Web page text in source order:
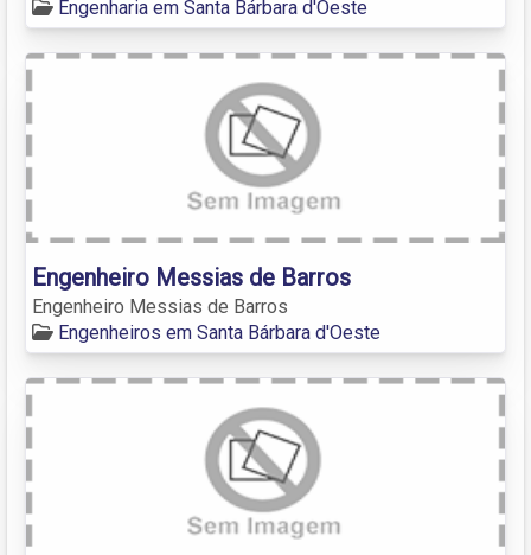
Engenharia em Santa Bárbara d'Oeste
Engenheiro Messias de Barros
Engenheiro Messias de Barros
Engenheiros em Santa Bárbara d'Oeste